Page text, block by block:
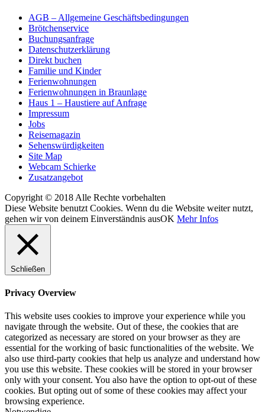
AGB – Allgemeine Geschäftsbedingungen
Brötchenservice
Buchungsanfrage
Datenschutzerklärung
Direkt buchen
Familie und Kinder
Ferienwohnungen
Ferienwohnungen in Braunlage
Haus 1 – Haustiere auf Anfrage
Impressum
Jobs
Reisemagazin
Sehenswürdigkeiten
Site Map
Webcam Schierke
Zusatzangebot
Copyright © 2018 Alle Rechte vorbehalten
Diese Website benutzt Cookies. Wenn du die Website weiter nutzt,
gehen wir von deinem Einverständnis ausOK Mehr Infos
Schließen
Privacy Overview
This website uses cookies to improve your experience while you
navigate through the website. Out of these, the cookies that are
categorized as necessary are stored on your browser as they are
essential for the working of basic functionalities of the website. We
also use third-party cookies that help us analyze and understand how
you use this website. These cookies will be stored in your browser
only with your consent. You also have the option to opt-out of these
cookies. But opting out of some of these cookies may affect your
browsing experience.